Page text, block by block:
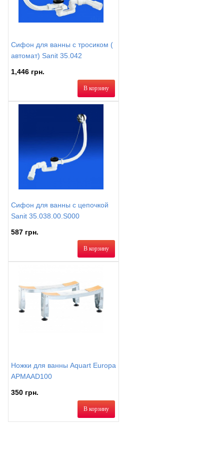
Сифон для ванны с тросиком (
автомат) Sanit 35.042
1,446 грн.
В корзину
Сифон для ванны с цепочкой
Sanit 35.038.00.S000
587 грн.
В корзину
Ножки для ванны Aquart Europa
APMAAD100
350 грн.
В корзину